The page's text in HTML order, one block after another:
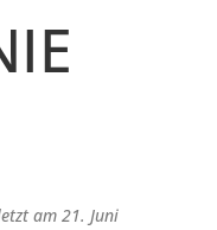
am 21. Juni